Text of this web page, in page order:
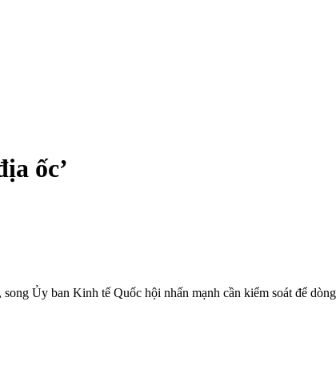
ốc’
Ủy ban Kinh tế Quốc hội nhấn mạnh cần kiểm soát để